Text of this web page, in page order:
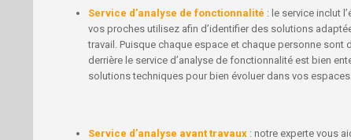
Service d’analyse de fonctionnalité : le service inclut
vos proches utilisez afin d’identifier des solutions
travail. Puisque chaque espace et chaque personne
derrière le service d’analyse de fonctionnalité est bien
solutions techniques pour bien évoluer dans vos espaces.
Service d’analyse avant travaux : notre experte vous